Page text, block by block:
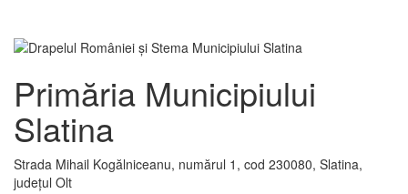
Primăria Municipiului
Slatina
Strada Mihail Kogălniceanu, numărul 1, cod 230080, Slatina,
județul Olt